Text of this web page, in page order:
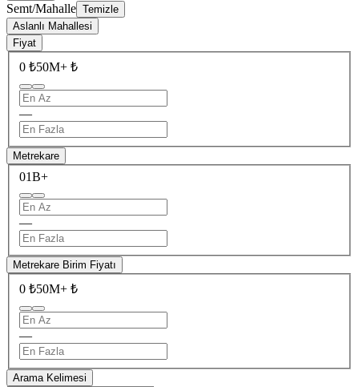
Semt/Mahalle Temizle
Aslanlı Mahallesi
Fiyat
0 ₺50M+ ₺
—
Metrekare
01B+
—
Metrekare Birim Fiyatı
0 ₺50M+ ₺
—
Arama Kelimesi